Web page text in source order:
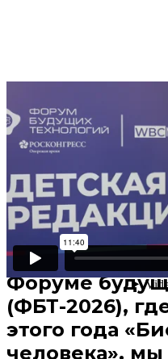
Поделиться
В избранное
Смотреть позже
новое и
сказать, что
избранных?
Форуме
(ФБТ-2026),
этого года
человека», мы